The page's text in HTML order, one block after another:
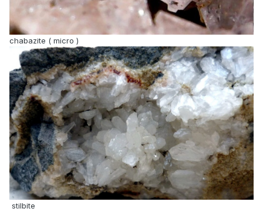
chabazite ( micro )
stilbite